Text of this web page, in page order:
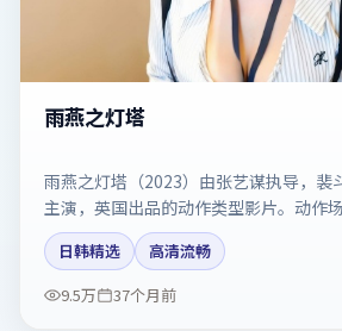
雨燕之灯塔
雨燕之灯塔（2023）由张艺谋执导，裴
主演，英国出品的动作类型影片。动作
捏得当。剧情简介与主创信息可供检索
方资料为准。
日韩精选
高清流畅
9.5万
37个月前